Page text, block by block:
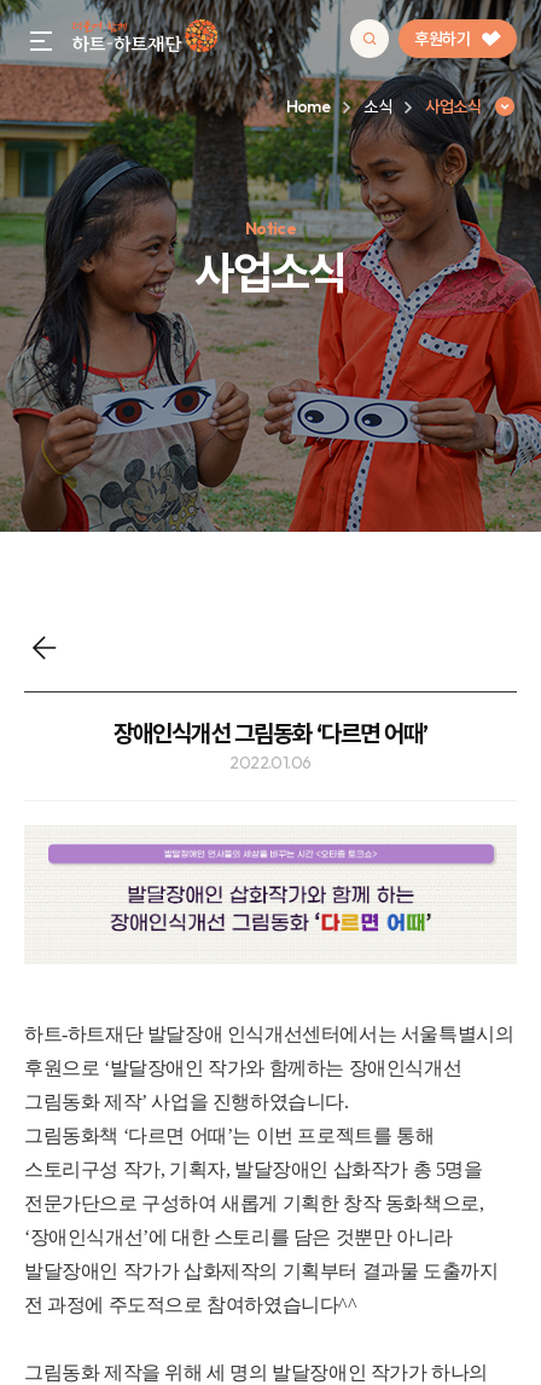
gnb menu open 후원하기
인기 키워드
#정기후원#하트플레이스#캠페인#팬덤후원
Home 소식 사업소식
Notice
사업소식
사업소식
장애인식개선 그림동화 ‘다르면 어때’
2022.01.06
하트-하트재단 발달장애 인식개선센터에서는 서울특별시의
후원으로 ‘발달장애인 작가와 함께하는 장애인식개선
그림동화 제작’사업을 진행하였습니다.
그림동화책 ‘다르면 어때 ’는 이번 프로젝트를 통해
스토리구성 작가, 기획자, 발달장애인 삽화작가 총 5명을
전문가단으로 구성하여 새롭게 기획한 창작 동화책으로,
‘장애인식개선’에 대한 스토리를 담은 것뿐만 아니라
발달장애인 작가가 삽화제작의 기획부터 결과물 도출까지
전 과정에 주도적으로 참여하였습니다^^
그림동화 제작을 위해 세 명의 발달장애인 작가가 하나의